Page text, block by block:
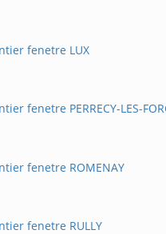
fenetre LUX
fenetre PERRECY-LES-
fenetre ROMENAY
fenetre RULLY